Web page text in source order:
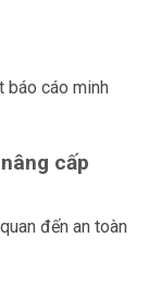
báo cáo minh
cấp
đến an toàn